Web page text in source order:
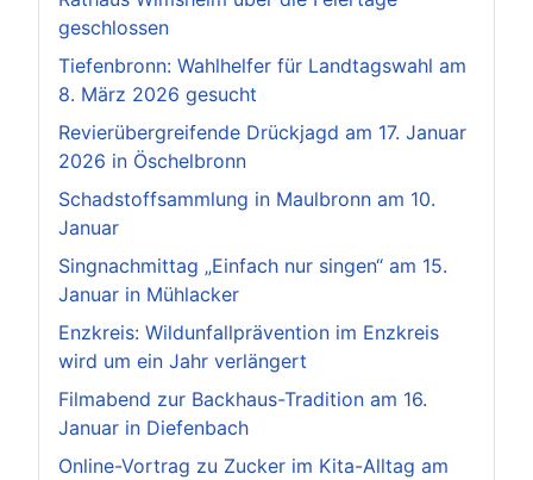
geschlossen
Tiefenbronn: Wahlhelfer für Landtagswahl am
8. März 2026 gesucht
Revierübergreifende Drückjagd am 17. Januar
2026 in Öschelbronn
Schadstoffsammlung in Maulbronn am 10.
Januar
Singnachmittag „Einfach nur singen“ am 15.
Januar in Mühlacker
Enzkreis: Wildunfallprävention im Enzkreis
wird um ein Jahr verlängert
Filmabend zur Backhaus-Tradition am 16.
Januar in Diefenbach
Online-Vortrag zu Zucker im Kita-Alltag am